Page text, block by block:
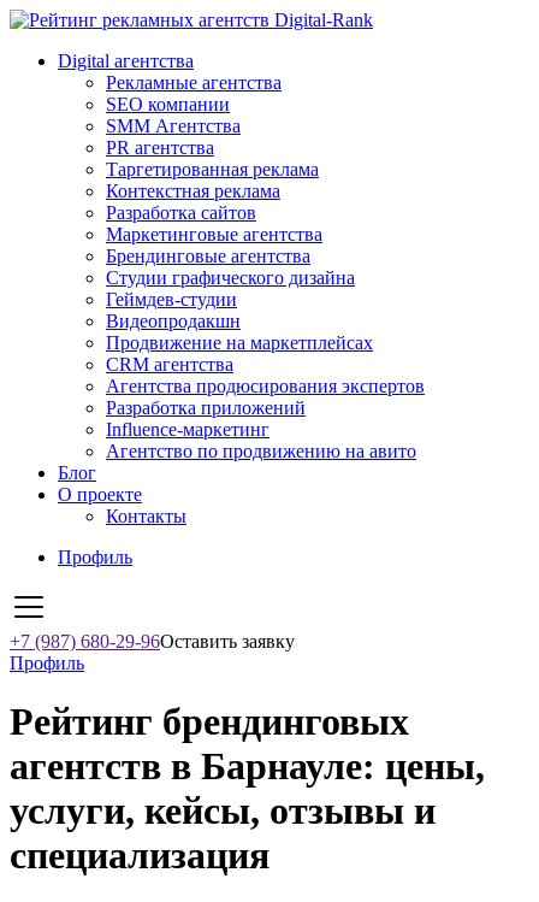
Digital-Rank
Digital агентства
Рекламные агентства
SEO компании
SMM Агентства
PR агентства
Таргетированная реклама
Контекстная реклама
Разработка сайтов
Маркетинговые агентства
Брендинговые агентства
Студии графического дизайна
Геймдев-студии
Видеопродакшн
Продвижение на маркетплейсах
CRM агентства
Агентства продюсирования экспертов
Разработка приложений
Influence-маркетинг
Агентство по продвижению на авито
Блог
О проекте
Контакты
Профиль
+7 (987) 680-29-96Оставить заявку
Профиль
Рейтинг брендинговых
агентств в Барнауле: цены,
услуги, кейсы, отзывы и
специализация